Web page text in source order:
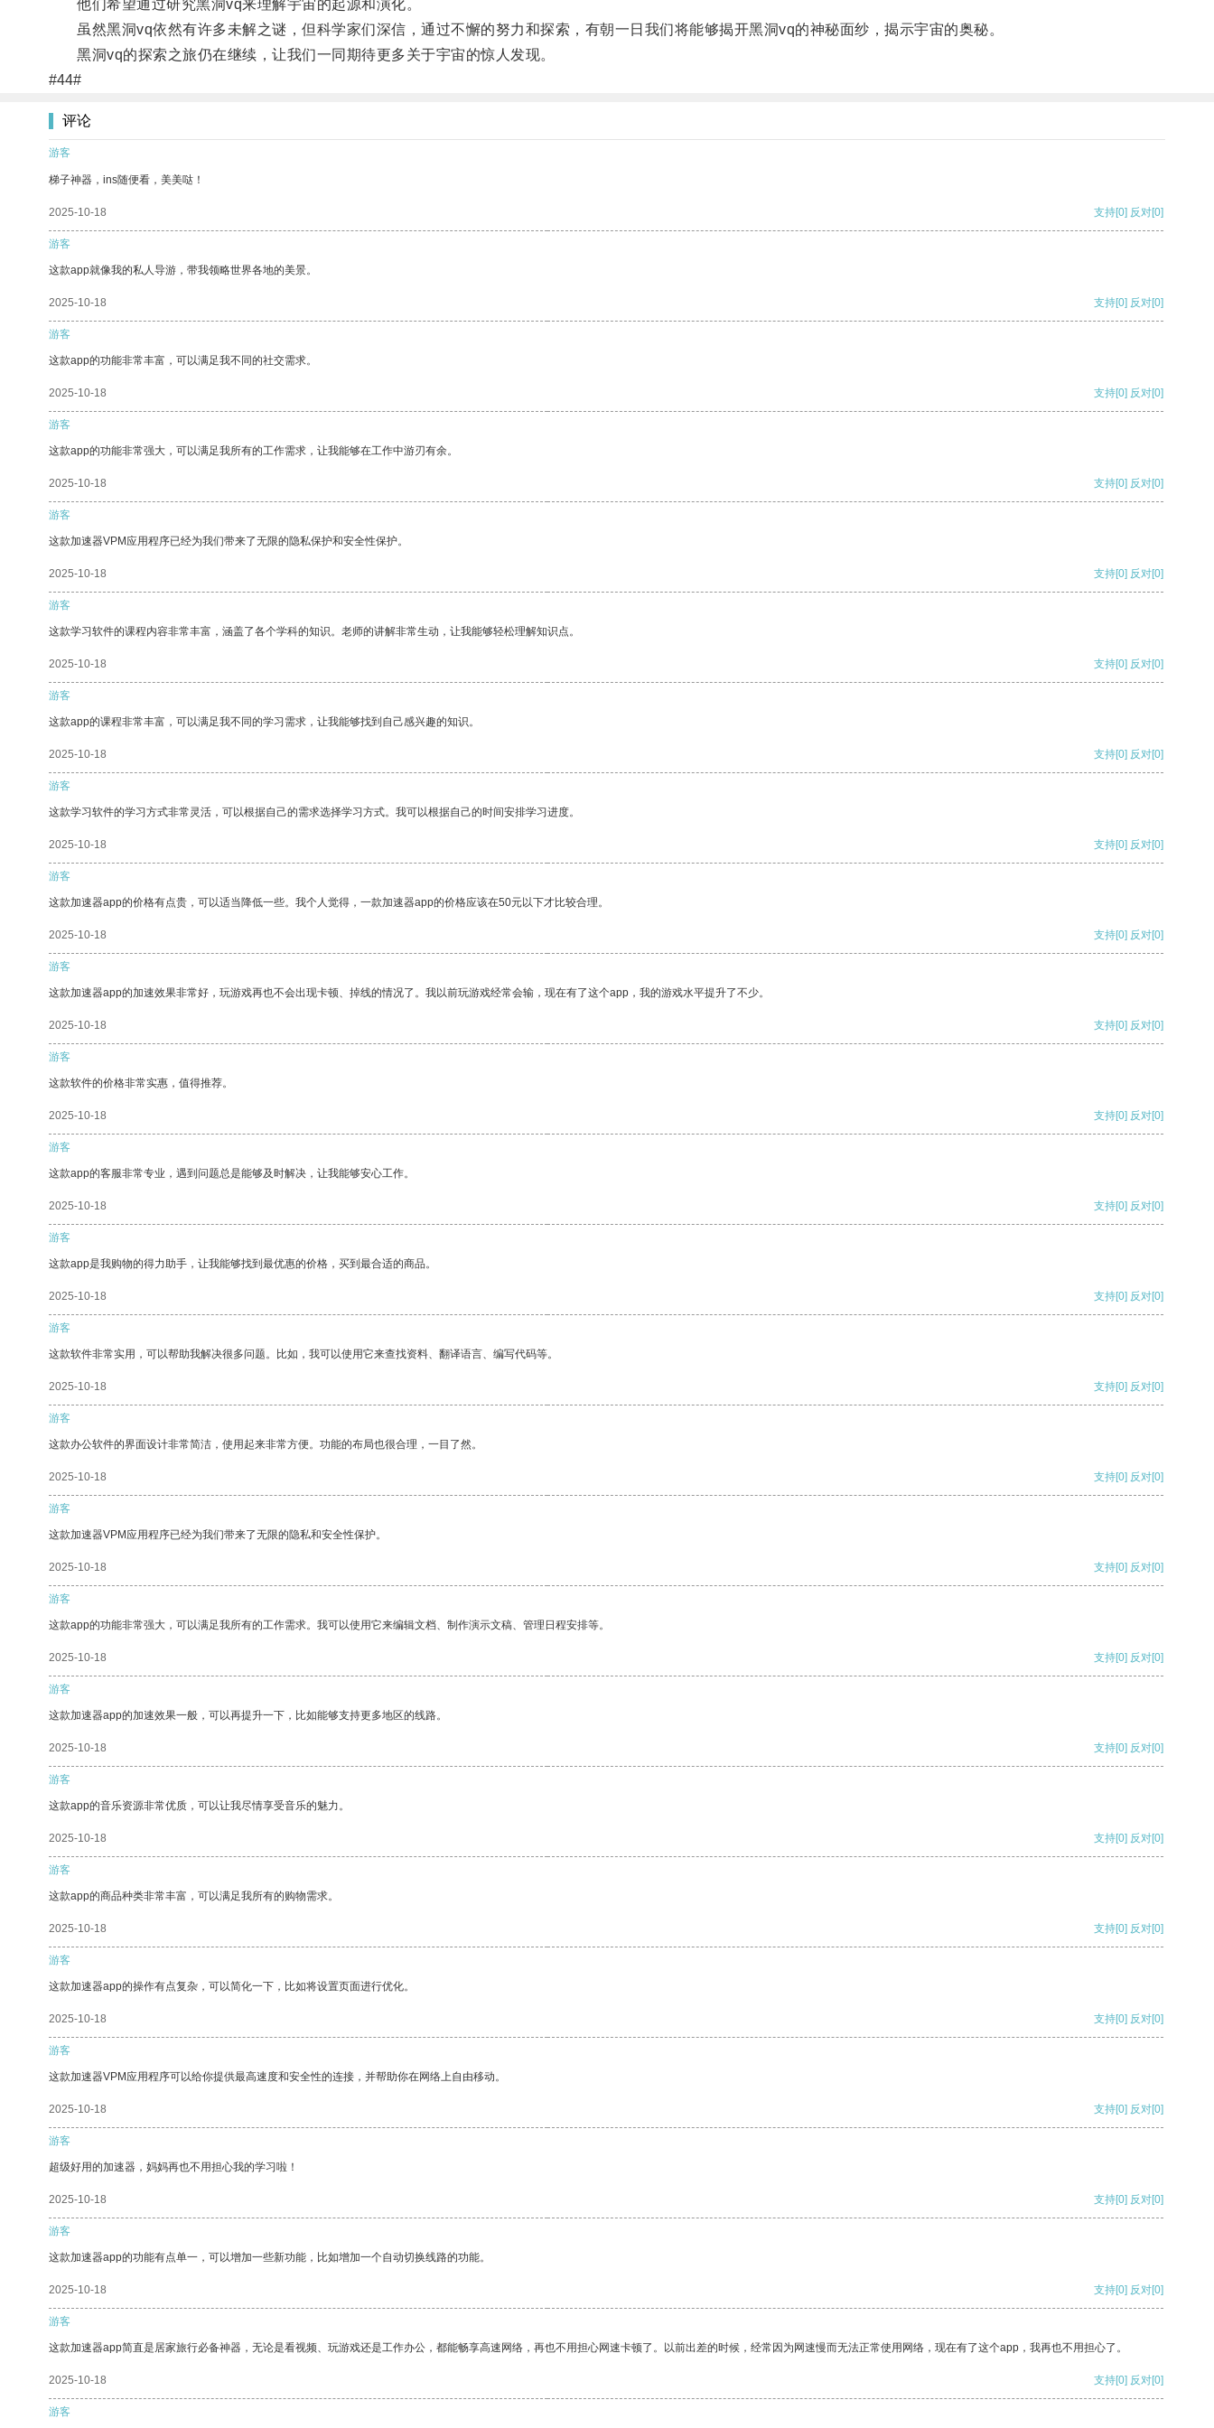
他们希望通过研究黑洞vq来理解宇宙的起源和演化。
虽然黑洞vq依然有许多未解之谜，但科学家们深信，通过不懈的努力和探索，有朝一日我们将能够揭开黑洞vq的神秘面纱，揭示宇宙的奥秘。
黑洞vq的探索之旅仍在继续，让我们一同期待更多关于宇宙的惊人发现。
#44#
评论
游客
梯子神器，ins随便看，美美哒！
2025-10-18 支持[0] 反对[0]
游客
这款app就像我的私人导游，带我领略世界各地的美景。
2025-10-18 支持[0] 反对[0]
游客
这款app的功能非常丰富，可以满足我不同的社交需求。
2025-10-18 支持[0] 反对[0]
游客
这款app的功能非常强大，可以满足我所有的工作需求，让我能够在工作中游刃有余。
2025-10-18 支持[0] 反对[0]
游客
这款加速器VPM应用程序已经为我们带来了无限的隐私保护和安全性保护。
2025-10-18 支持[0] 反对[0]
游客
这款学习软件的课程内容非常丰富，涵盖了各个学科的知识。老师的讲解非常生动，让我能够轻松理解知识点。
2025-10-18 支持[0] 反对[0]
游客
这款app的课程非常丰富，可以满足我不同的学习需求，让我能够找到自己感兴趣的知识。
2025-10-18 支持[0] 反对[0]
游客
这款学习软件的学习方式非常灵活，可以根据自己的需求选择学习方式。我可以根据自己的时间安排学习进度。
2025-10-18 支持[0] 反对[0]
游客
这款加速器app的价格有点贵，可以适当降低一些。我个人觉得，一款加速器app的价格应该在50元以下才比较合理。
2025-10-18 支持[0] 反对[0]
游客
这款加速器app的加速效果非常好，玩游戏再也不会出现卡顿、掉线的情况了。我以前玩游戏经常会输，现在有了这个app，我的游戏水平提升了不少。
2025-10-18 支持[0] 反对[0]
游客
这款软件的价格非常实惠，值得推荐。
2025-10-18 支持[0] 反对[0]
游客
这款app的客服非常专业，遇到问题总是能够及时解决，让我能够安心工作。
2025-10-18 支持[0] 反对[0]
游客
这款app是我购物的得力助手，让我能够找到最优惠的价格，买到最合适的商品。
2025-10-18 支持[0] 反对[0]
游客
这款软件非常实用，可以帮助我解决很多问题。比如，我可以使用它来查找资料、翻译语言、编写代码等。
2025-10-18 支持[0] 反对[0]
游客
这款办公软件的界面设计非常简洁，使用起来非常方便。功能的布局也很合理，一目了然。
2025-10-18 支持[0] 反对[0]
游客
这款加速器VPM应用程序已经为我们带来了无限的隐私和安全性保护。
2025-10-18 支持[0] 反对[0]
游客
这款app的功能非常强大，可以满足我所有的工作需求。我可以使用它来编辑文档、制作演示文稿、管理日程安排等。
2025-10-18 支持[0] 反对[0]
游客
这款加速器app的加速效果一般，可以再提升一下，比如能够支持更多地区的线路。
2025-10-18 支持[0] 反对[0]
游客
这款app的音乐资源非常优质，可以让我尽情享受音乐的魅力。
2025-10-18 支持[0] 反对[0]
游客
这款app的商品种类非常丰富，可以满足我所有的购物需求。
2025-10-18 支持[0] 反对[0]
游客
这款加速器app的操作有点复杂，可以简化一下，比如将设置页面进行优化。
2025-10-18 支持[0] 反对[0]
游客
这款加速器VPM应用程序可以给你提供最高速度和安全性的连接，并帮助你在网络上自由移动。
2025-10-18 支持[0] 反对[0]
游客
超级好用的加速器，妈妈再也不用担心我的学习啦！
2025-10-18 支持[0] 反对[0]
游客
这款加速器app的功能有点单一，可以增加一些新功能，比如增加一个自动切换线路的功能。
2025-10-18 支持[0] 反对[0]
游客
这款加速器app简直是居家旅行必备神器，无论是看视频、玩游戏还是工作办公，都能畅享高速网络，再也不用担心网速卡顿了。以前出差的时候，经常因为网速慢而无法正常使用网络，现在有了这个app，我再也不用担心了。
2025-10-18 支持[0] 反对[0]
游客